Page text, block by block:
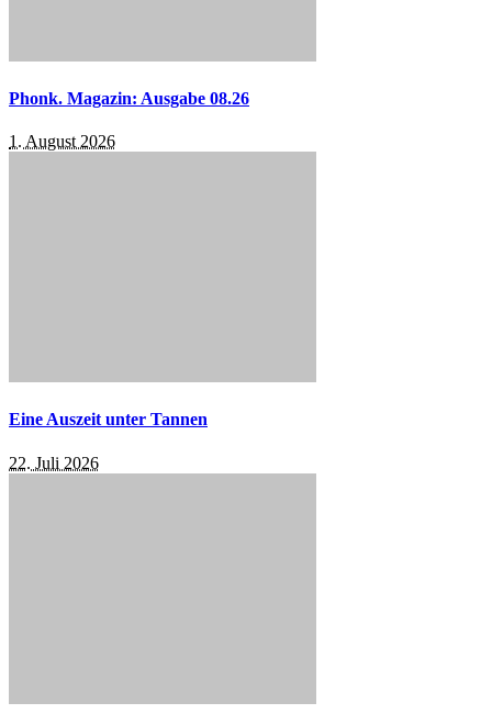
Phonk. Magazin: Ausgabe 08.26
1. August 2026
Eine Auszeit unter Tannen
22. Juli 2026